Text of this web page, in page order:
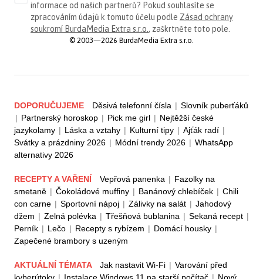
informace od našich partnerů? Pokud souhlasíte se
zpracováním údajů k tomuto účelu podle Zásad ochrany
soukromí BurdaMedia Extra s.r.o., zaškrtněte toto pole.
© 2003—2026 BurdaMedia Extra s.r.o.
DOPORUČUJEME Děsivá telefonní čísla | Slovník puberťáků
| Partnerský horoskop | Pick me girl | Nejtěžší české
jazykolamy | Láska a vztahy | Kulturní tipy | Ajťák radí |
Svátky a prázdniny 2026 | Módní trendy 2026 | WhatsApp
alternativy 2026
RECEPTY A VAŘENÍ Vepřová panenka | Fazolky na
smetaně | Čokoládové muffiny | Banánový chlebíček | Chili
con carne | Sportovní nápoj | Zálivky na salát | Jahodový
džem | Zelná polévka | Třešňová bublanina | Sekaná recept |
Perník | Lečo | Recepty s rybízem | Domácí housky |
Zapečené brambory s uzeným
AKTUÁLNÍ TÉMATA Jak nastavit Wi-Fi | Varování před